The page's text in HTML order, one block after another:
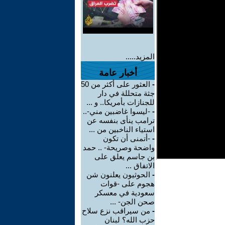
المزيد.....
أخبار عامة
-
العثور على أكثر من 50
جثة متحللة في دار
للجنازات بأمريكا.. و ...
- -ليسوا غاضبين مني-..
ترامب ينأى بنفسه عن
استياء الناخبين من ...
- -أتمنى أن تكون
واضحة وصريحة- .. حمد
بن جاسم يعلق على
الاتفاق ...
- الحوثيون يعلنون شن
هجوم على -قوات
سعودية في معسكر
صحن الجن- ...
- من سيراقب نزع سلاح
حزب الله؟ لبنان